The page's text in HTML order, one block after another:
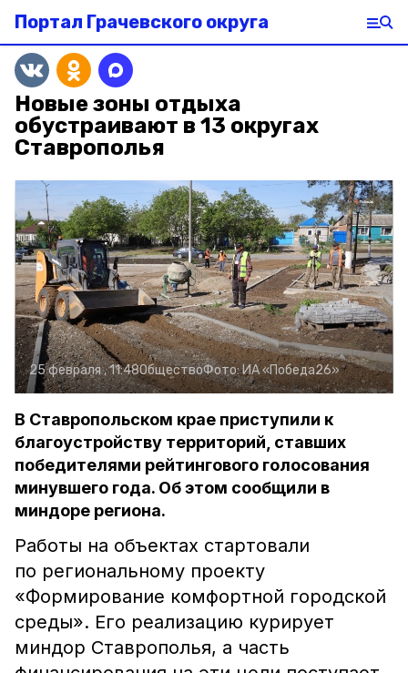
Портал Грачевского округа
Новые зоны отдыха
обустраивают в 13 округах
Ставрополья
25 февраля , 11:48ОбществоФото:ИА «Победа26»
В Ставропольском крае приступили к
благоустройству территорий, ставших
победителями рейтингового голосования
минувшего года. Об этом сообщили в
миндоре региона.
Работы на объектах стартовали
по региональному проекту
«Формирование комфортной городской
среды». Его реализацию курирует
миндор Ставрополья, а часть